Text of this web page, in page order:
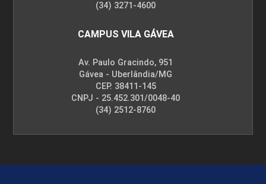
(34) 3271-4600
CAMPUS VILA GÁVEA
Av. Paulo Gracindo, 951
Gávea - Uberlândia/MG
CEP. 38411-145
CNPJ - 25.452.301/0048-40
(34) 2512-8760